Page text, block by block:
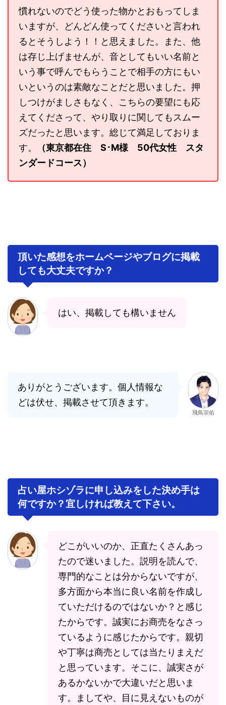
慣れないのでどう使った物かとおもってしま
いますが、どんどん使ってくださいと言われ
るとそうしよう！！と思えました。また、他
は存じ上げませんが、音としてもいい名前と
いう事で呼んでもらうことで相手の方にもい
いというのは素敵なことだと思いました。押
しつけがましさもなく、こちらの要望にも応
えてくださって、やり取りに関してもスムー
ズだったと思います。総じて満足しておりま
す。
（東京都在住 S･M様 50代女性 スタ
ンダードコース）
頂いた感想をホームページやブログに掲載
しても大丈夫ですか？
はい、掲載しても構いません
ありがとうございます。個人情報な
どは伏せ、掲載させて頂きます。
飛鳥宗佑
占い屋ホシゾラに申し込みをした決め手は
何ですか？宜しければ教えて下さい。
どこがいいのか、正直たくさんあっ
たので迷いました。説明を読んで、
専門的なことは分からないですが、
多方面から本当に良い名前を作成し
ていただけるのではないか？と感じ
たからです。誠実にお商売をなさっ
ているように感じたからです。親切
や丁寧は商売としては当たりまえだ
と思っています。そこに、誠実さが
あるかないかで大違いだと思いま
す。ましてや、目に見えないものが